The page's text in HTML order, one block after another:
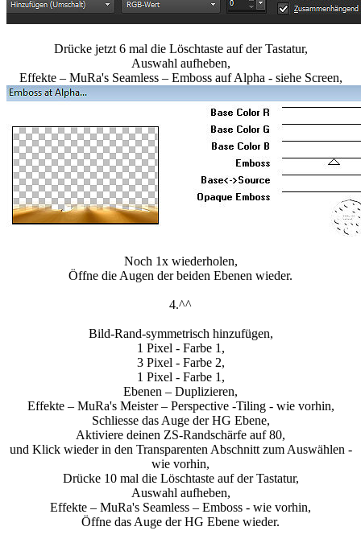
Drücke jetzt 6 mal die Löschtaste auf der Tastatur,
Auswahl aufheben,
Effekte – MuRa's Seamless – Emboss auf Alpha - siehe Screen,
Noch 1x wiederholen,
Öffne die Augen der beiden Ebenen wieder.
4.^^
Bild-Rand-symmetrisch hinzufügen,
1 Pixel - Farbe 1,
3 Pixel - Farbe 2,
1 Pixel - Farbe 1,
Ebenen – Duplizieren,
Effekte – MuRa's Meister – Perspective -Tiling - wie vorhin,
Schliesse das Auge der HG Ebene,
Aktiviere deinen ZS-Randschärfe auf 80,
und Klick wieder in den Transparenten Abschnitt zum Auswählen -
wie vorhin,
Drücke 10 mal die Löschtaste auf der Tastatur,
Auswahl aufheben,
Effekte – MuRa's Seamless – Emboss - wie vorhin,
Öffne das Auge der HG Ebene wieder.